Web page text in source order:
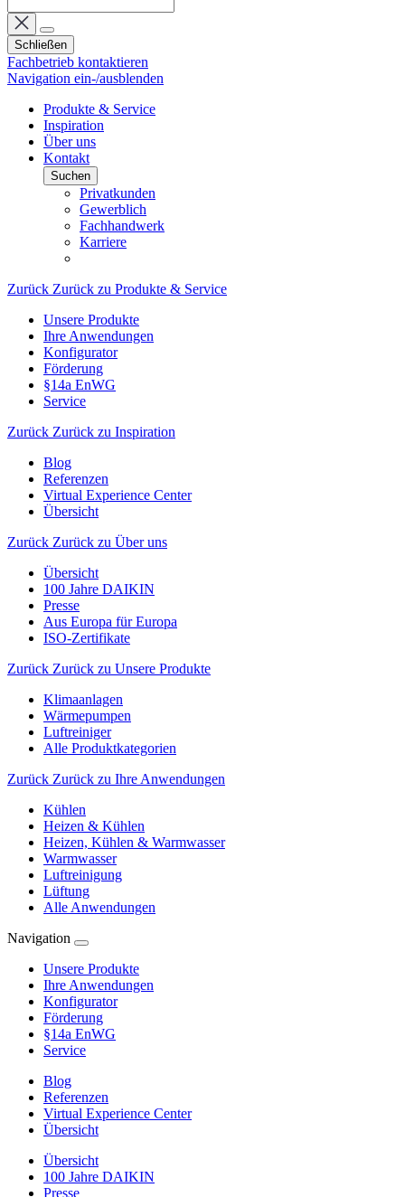
Schließen
Fachbetrieb kontaktieren
Navigation ein-/ausblenden
Produkte & Service
Inspiration
Über uns
Kontakt
Suchen
Privatkunden
Gewerblich
Fachhandwerk
Karriere
Zurück Zurück zu Produkte & Service
Unsere Produkte
Ihre Anwendungen
Konfigurator
Förderung
§14a EnWG
Service
Zurück Zurück zu Inspiration
Blog
Referenzen
Virtual Experience Center
Übersicht
Zurück Zurück zu Über uns
Übersicht
100 Jahre DAIKIN
Presse
Aus Europa für Europa
ISO-Zertifikate
Zurück Zurück zu Unsere Produkte
Klimaanlagen
Wärmepumpen
Luftreiniger
Alle Produktkategorien
Zurück Zurück zu Ihre Anwendungen
Kühlen
Heizen & Kühlen
Heizen, Kühlen & Warmwasser
Warmwasser
Luftreinigung
Lüftung
Alle Anwendungen
Navigation
Unsere Produkte
Ihre Anwendungen
Konfigurator
Förderung
§14a EnWG
Service
Blog
Referenzen
Virtual Experience Center
Übersicht
Übersicht
100 Jahre DAIKIN
Presse